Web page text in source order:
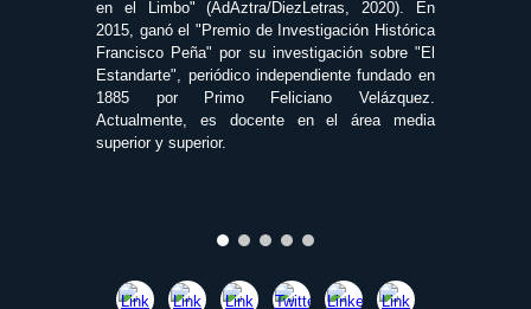
en el Limbo" (AdAztra/DiezLetras, 2020). En
2015, ganó el "Premio de Investigación Histórica
Francisco Peña" por su investigación sobre "El
Estandarte", periódico independiente fundado en
1885 por Primo Feliciano Velázquez.
Actualmente, es docente en el área media
superior y superior.